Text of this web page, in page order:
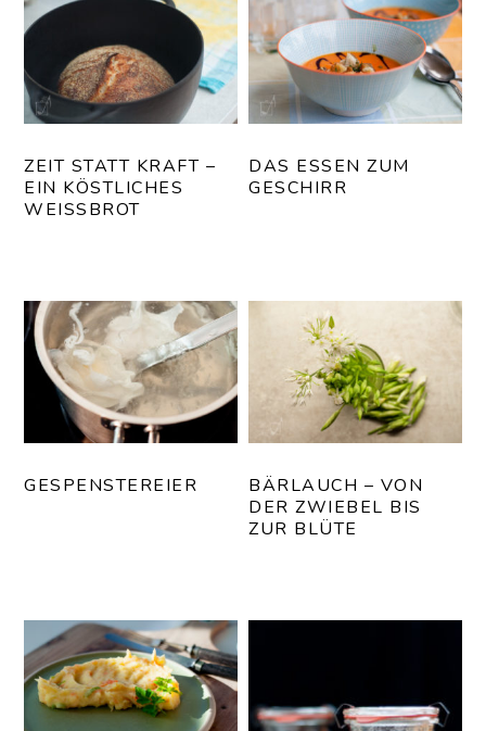
ZEIT STATT KRAFT –
EIN KÖSTLICHES
WEISSBROT
DAS ESSEN ZUM
GESCHIRR
GESPENSTEREIER
BÄRLAUCH – VON
DER ZWIEBEL BIS
ZUR BLÜTE